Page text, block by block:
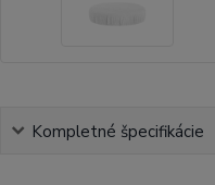
Kompletné špecifikácie